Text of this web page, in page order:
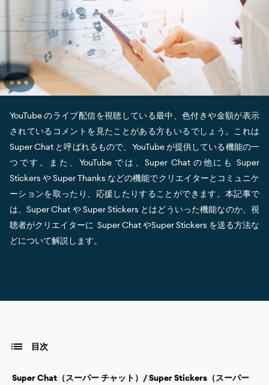
YouTube のライブ配信を視聴している最中、色付きや金額が表示
されているコメントを見たことがある方もいるでしょう。これは
Super Chat と呼ばれるもので、YouTube が提供している機能の一
つです。また、YouTube では、Super Chat の他にも Super
Stickers や Super Thanks などの機能でクリエイターとコミュニケ
ーションを取ったり、応援したりすることができます。本記事で
は、Super Chat や Super Stickers とはどういった機能なのか、視
聴者がクリエイターに Super Chat やSuper Stickers を送る方法な
どについて解説します。
目次
Super Chat（スーパー チャット）/ Super Stickers（スーパー